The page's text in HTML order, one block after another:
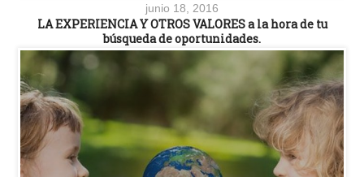
junio 18, 2016
LA EXPERIENCIA Y OTROS VALORES a la hora de tu
búsqueda de oportunidades.